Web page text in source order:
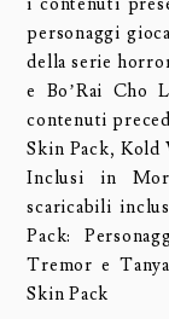
personaggi
della serie
e Bo’Rai Cho
contenuti
Skin Pack, Kold
Inclusi in
scaricabili
Pack:
Tremor e
Skin Pack